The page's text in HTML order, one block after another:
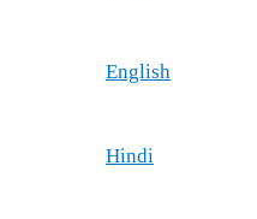
English
Hindi